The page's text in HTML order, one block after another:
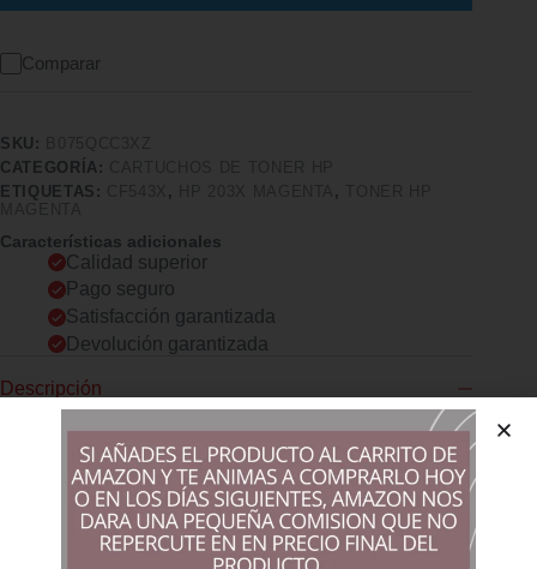
Comparar
SKU:
CATEGORÍA:
ETIQUETAS:
, ,
Características adicionales
Calidad superior
Pago seguro
Satisfacción garantizada
Devolución garantizada
Descripción
Comprar los productos más vendidos en tiendas online
Cartucho Tóner de Alta Capacidad Original HP con tecnología
de impresión láser compatible con impresoras HP Color
LaserJet Pro serie 254, 280 y 281 Óptimo para la impresión de
documentos empresariales de forma rápida y eficiente;